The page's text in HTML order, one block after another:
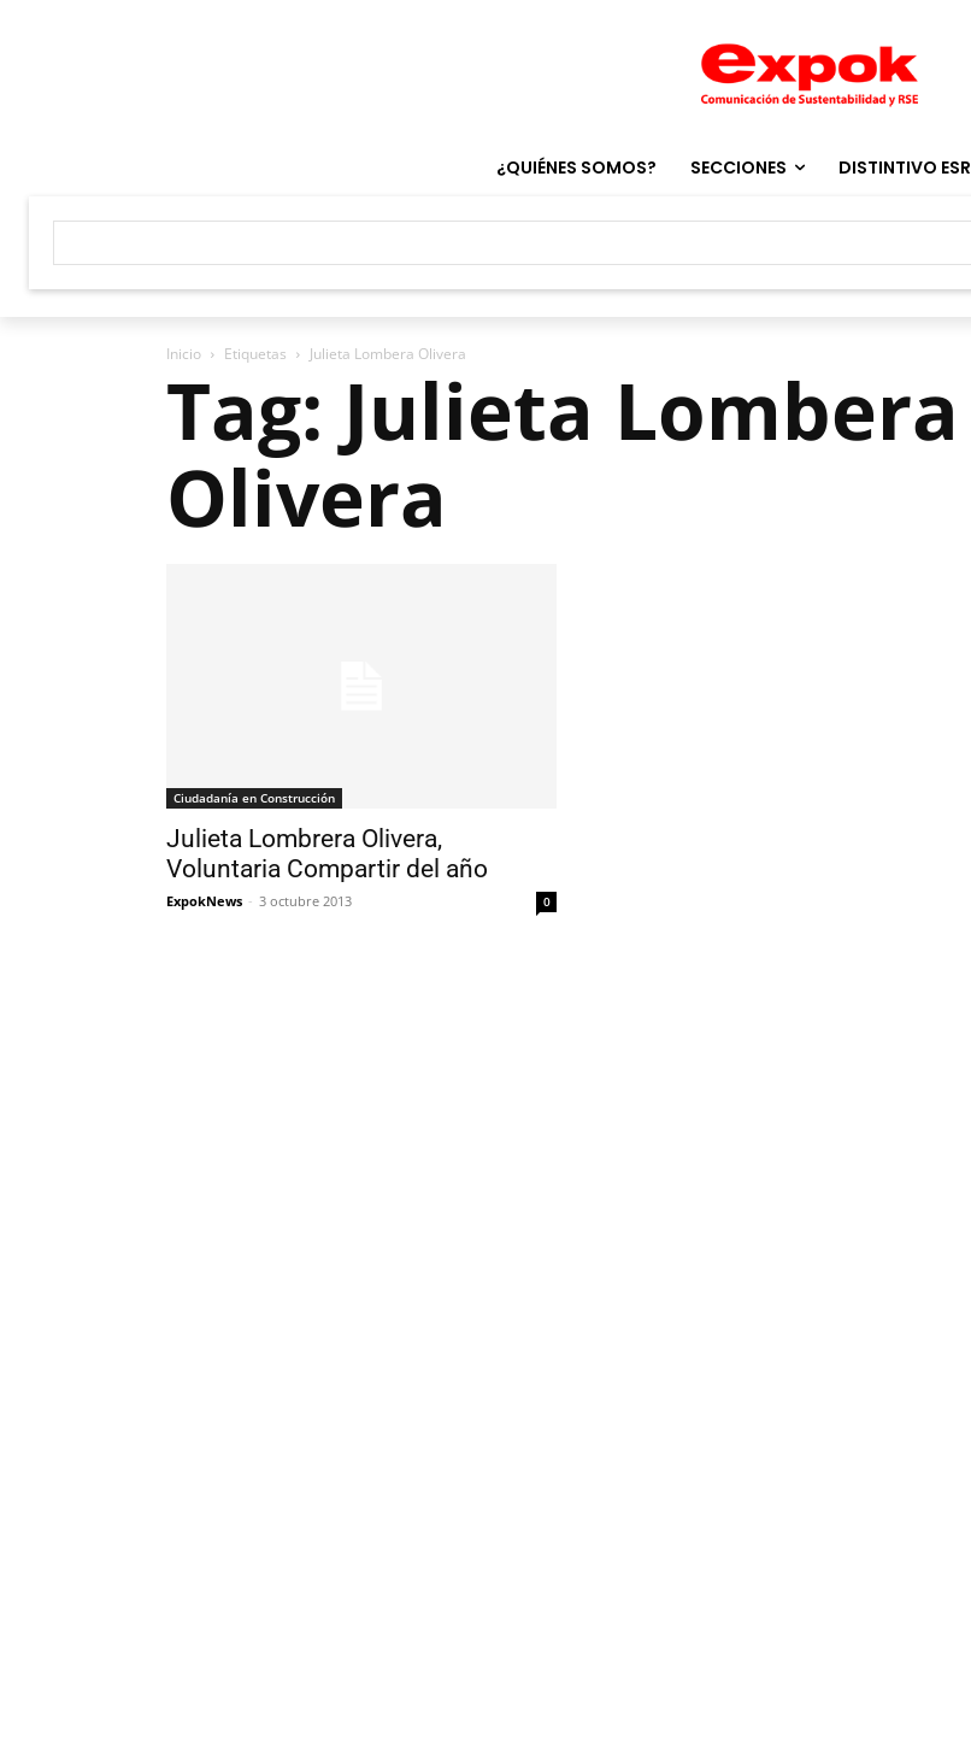
¿QUIÉNES SOMOS? SECCIONES DISTINTIVO ESR
Inicio Etiquetas Julieta Lombera Olivera
Tag: Julieta Lombera
Olivera
Ciudadanía en Construcción
Julieta Lombrera Olivera,
Voluntaria Compartir del año
ExpokNews - 3 octubre 2013 0